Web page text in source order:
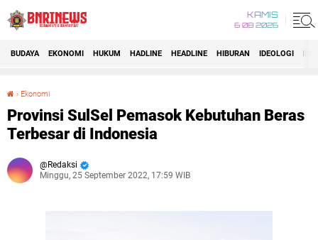
KAMIS
6 08 2026
BUDAYA EKONOMI HUKUM HADLINE HEADLINE HIBURAN IDEOLOGI
› Ekonomi
Provinsi SulSel Pemasok Kebutuhan Beras
Terbesar di Indonesia
Redaksi
Minggu, 25 September 2022, 17:59 WIB